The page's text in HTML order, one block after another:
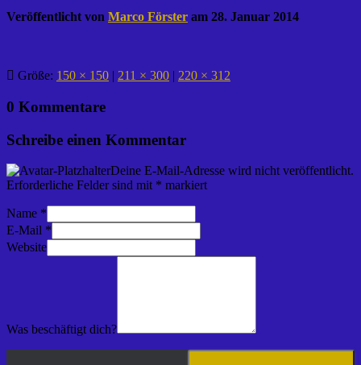
Veröffentlicht von Marco Förster am 28. Januar 2014
Größe: 150 × 150 | 211 × 300 | 220 × 312
0 Kommentare
Schreibe einen Kommentar
Deine E-Mail-Adresse wird nicht veröffentlicht.
Erforderliche Felder sind mit * markiert
Name *
E-Mail *
Website
Was beschäftigt dich?